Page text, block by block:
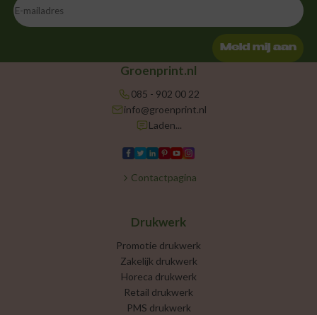
Meld mij aan
Groenprint.nl
085 - 902 00 22
info@groenprint.nl
Laden...
Contactpagina
Drukwerk
Promotie drukwerk
Zakelijk drukwerk
Horeca drukwerk
Retail drukwerk
PMS drukwerk